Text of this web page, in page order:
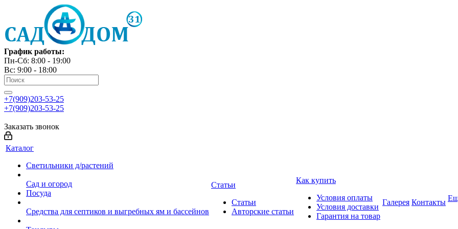
График работы:
Пн-Сб: 8:00 - 19:00
Вс: 9:00 - 18:00
+7(909)203-53-25
+7(909)203-53-25
Заказать звонок
Каталог
Светильники д/растений
Сад и огород
Посуда
Средства для септиков и выгребных ям и бассейнов
Статьи
Статьи
Авторские статьи
Как купить
Условия оплаты
Условия доставки
Гарантия на товар
Галерея Контакты